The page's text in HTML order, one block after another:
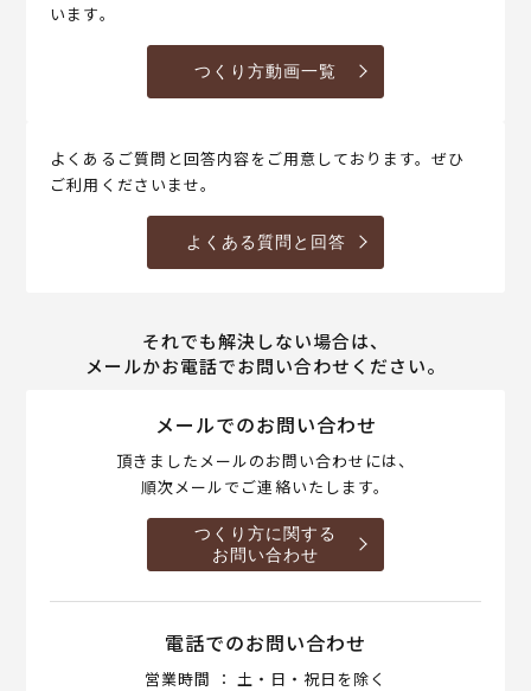
います。
つくり方動画一覧
よくあるご質問と回答内容をご用意しております。ぜひ
ご利用くださいませ。
よくある質問と回答
それでも解決しない場合は、
メールかお電話でお問い合わせください。
メールでのお問い合わせ
頂きましたメールのお問い合わせには、
順次メールでご連絡いたします。
つくり方に関する
お問い合わせ
電話でのお問い合わせ
営業時間 ： 土・日・祝日を除く